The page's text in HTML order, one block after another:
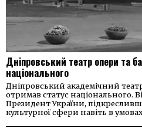
Дніпровський театр опери та
національного
Дніпровський академічний
отримав статус національного.
Президент України,
культурної сфери навіть в